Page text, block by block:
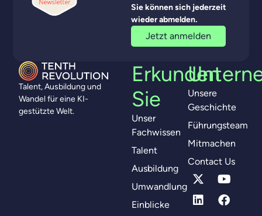
Talent, Ausbildung und
Wandel für eine KI-
gestützte Welt.
Erkunden
Sie
Unser
Fachwissen
Talent
Ausbildung
Umwandlung
Einblicke
Unsere
Geschichte
Führungsteam
Mitmachen
Contact Us
Sie können sich jederzeit
wieder abmelden.
Jetzt anmelden